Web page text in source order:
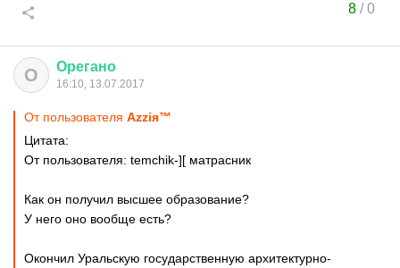
8/0
О Орегано
16:10, 13.07.2017
От пользователя Azziя™
Цитата:
От пользователя: temchik-][ матрасник
Как он получил высшее образование?
У него оно вообще есть?
Окончил Уральскую государственную архитектурно-